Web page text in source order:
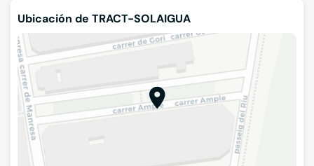
Ubicación de TRACT-SOLAIGUA